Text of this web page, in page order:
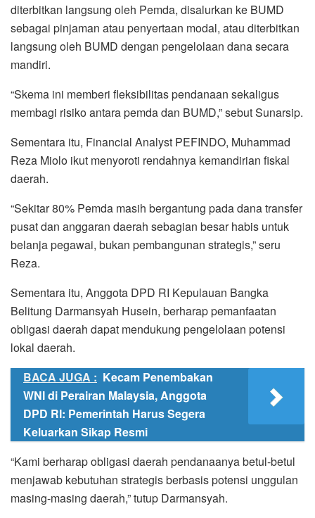
diterbitkan langsung oleh Pemda, disalurkan ke BUMD
sebagai pinjaman atau penyertaan modal, atau diterbitkan
langsung oleh BUMD dengan pengelolaan dana secara
mandiri.
“Skema ini memberi fleksibilitas pendanaan sekaligus
membagi risiko antara pemda dan BUMD,” sebut Sunarsip.
Sementara itu, Financial Analyst PEFINDO, Muhammad
Reza Miolo ikut menyoroti rendahnya kemandirian fiskal
daerah.
“Sekitar 80% Pemda masih bergantung pada dana transfer
pusat dan anggaran daerah sebagian besar habis untuk
belanja pegawai, bukan pembangunan strategis,” seru
Reza.
Sementara itu, Anggota DPD RI Kepulauan Bangka
Belitung Darmansyah Husein, berharap pemanfaatan
obligasi daerah dapat mendukung pengelolaan potensi
lokal daerah.
BACA JUGA : Kecam Penembakan
WNI di Perairan Malaysia, Anggota
DPD RI: Pemerintah Harus Segera
Keluarkan Sikap Resmi
“Kami berharap obligasi daerah pendanaanya betul-betul
menjawab kebutuhan strategis berbasis potensi unggulan
masing-masing daerah,” tutup Darmansyah.